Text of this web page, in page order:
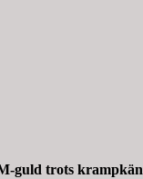
guld trots